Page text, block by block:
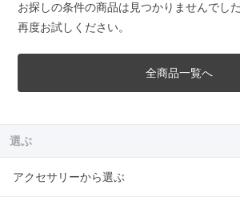
お探しの条件の商品は見つかりませんでし
再度お試しください。
全商品一覧へ
選ぶ
アクセサリーから選ぶ